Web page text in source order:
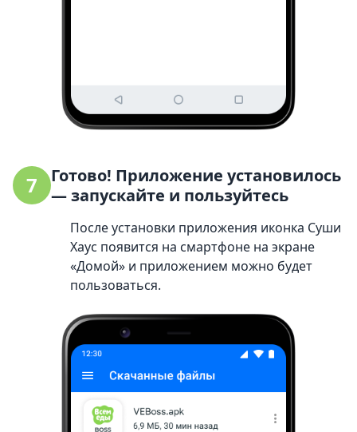
7
Готово! Приложение установилось
— запускайте и пользуйтесь
После установки приложения иконка Суши
Хаус появится на смартфоне на экране
«Домой» и приложением можно будет
пользоваться.